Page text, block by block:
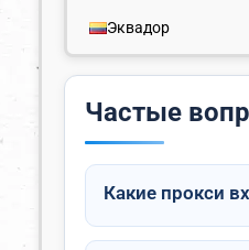
Эквадор
Частые
Какие прокси